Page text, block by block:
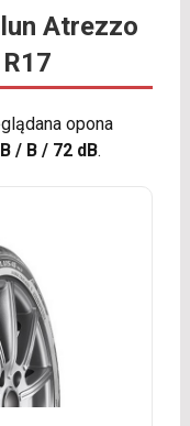
Atrezzo
opona
B / B / 72 dB.